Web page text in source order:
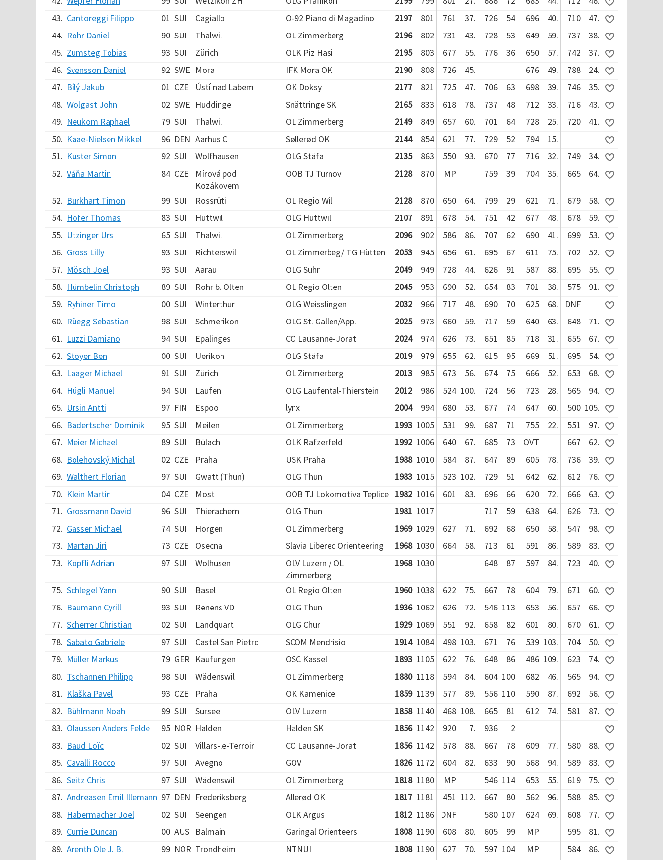
43. Cantoreggi Filippo 01 SUI Cagiallo O-92 Piano di Magadino 2197 801 761 37. 726 54. 696 40. 710
47.
44. Rohr Daniel 90 SUI Thalwil OL Zimmerberg 2196 802 731 43. 728 53. 649 59. 737
38.
45. Zumsteg Tobias 93 SUI Zürich OLK Piz Hasi 2195 803 677 55. 776 36. 650 57. 742
37.
46. Svensson Daniel 92 SWE Mora IFK Mora OK 2190 808 726 45. 676 49. 788
24.
47. Bílý Jakub 01 CZE Ústí nad Labem OK Doksy 2177 821 725 47. 706 63. 698 39. 746
35.
48. Wolgast John 02 SWE Huddinge Snättringe SK 2165 833 618 78. 737 48. 712 33. 716
43.
49. Neukom Raphael 79 SUI Thalwil OL Zimmerberg 2149 849 657 60. 701 64. 728 25. 720
41.
50. Kaae-Nielsen Mikkel 96 DEN Aarhus C Søllerød OK 2144 854 621 77. 729 52. 794
15.
51. Kuster Simon 92 SUI Wolfhausen OLG Stäfa 2135 863 550 93. 670 77. 716 32. 749
34.
52. Váňa Martin 84 CZE
Mírová pod
Kozákovem
OOB TJ Turnov 2128 870 MP 759 39. 704 35. 665 64.
52. Burkhart Timon 99 SUI Rossrüti OL Regio Wil 2128 870 650 64. 799 29. 621 71. 679
58.
54. Hofer Thomas 83 SUI Huttwil OLG Huttwil 2107 891 678 54. 751 42. 677 48. 678
59.
55. Utzinger Urs 65 SUI Thalwil OL Zimmerberg 2096 902 586 86. 707 62. 690 41. 699
53.
56. Gross Lilly 93 SUI Richterswil OL Zimmerbeg/ TG Hütten 2053 945 656 61. 695 67. 611 75. 702
52.
57. Mösch Joel 93 SUI Aarau OLG Suhr 2049 949 728 44. 626 91. 587 88. 695
55.
58. Hümbelin Christoph 89 SUI Rohr b. Olten OL Regio Olten 2045 953 690 52. 654 83. 701 38. 575
91.
59. Ryhiner Timo 00 SUI Winterthur OLG Weisslingen 2032 966 717 48. 690 70. 625 68.
DNF
60. Rüegg Sebastian 98 SUI Schmerikon OLG St. Gallen/App. 2025 973 660 59. 717 59. 640 63. 648
71.
61. Luzzi Damiano 94 SUI Epalinges CO Lausanne-Jorat 2024 974 626 73. 651 85. 718 31. 655
67.
62. Stoyer Ben 00 SUI Uerikon OLG Stäfa 2019 979 655 62. 615 95. 669 51. 695
54.
63. Laager Michael 91 SUI Zürich OL Zimmerberg 2013 985 673 56. 674 75. 666 52. 653
68.
64. Hügli Manuel 94 SUI Laufen OLG Laufental-Thierstein 2012 986 524 100. 724 56. 723 28. 565
94.
65. Ursin Antti 97 FIN Espoo lynx 2004 994 680 53. 677 74. 647 60. 500 105.
66. Badertscher Dominik 95 SUI Meilen OL Zimmerberg 1993 1005 531 99. 687 71. 755 22. 551
97.
67. Meier Michael 89 SUI Bülach OLK Rafzerfeld 1992 1006 640 67. 685 73. OVT 667
62.
68. Bolehovský Michal 02 CZE Praha USK Praha 1988 1010 584 87. 647 89. 605 78. 736
39.
69. Walthert Florian 97 SUI Gwatt (Thun) OLG Thun 1983 1015 523 102. 729 51. 642 62. 612
76.
70. Klein Martin 04 CZE Most OOB TJ Lokomotiva Teplice 1982 1016 601 83. 696 66. 620 72. 666
63.
71. Grossmann David 96 SUI Thierachern OLG Thun 1981 1017 717 59. 638 64. 626
73.
72. Gasser Michael 74 SUI Horgen OL Zimmerberg 1969 1029 627 71. 692 68. 650 58. 547
98.
73. Martan Jiri 73 CZE Osecna Slavia Liberec Orienteering 1968 1030 664 58. 713 61. 591 86. 589
83.
73. Köpfli Adrian 97 SUI Wolhusen
OLV Luzern / OL
Zimmerberg
1968 1030 648 87. 597 84. 723 40.
75. Schlegel Yann 90 SUI Basel OL Regio Olten 1960 1038 622 75. 667 78. 604 79. 671
60.
76. Baumann Cyrill 93 SUI Renens VD OLG Thun 1936 1062 626 72. 546 113. 653 56. 657
66.
77. Scherrer Christian 02 SUI Landquart OLG Chur 1929 1069 551 92. 658 82. 601 80. 670
61.
78. Sabato Gabriele 97 SUI Castel San Pietro SCOM Mendrisio 1914 1084 498 103. 671 76. 539 103. 704
50.
79. Müller Markus 79 GER Kaufungen OSC Kassel 1893 1105 622 76. 648 86. 486 109. 623
74.
80. Tschannen Philipp 98 SUI Wädenswil OL Zimmerberg 1880 1118 594 84. 604 100. 682 46. 565
94.
81. Klaška Pavel 93 CZE Praha OK Kamenice 1859 1139 577 89. 556 110. 590 87. 692
56.
82. Bühlmann Noah 99 SUI Sursee OLV Luzern 1858 1140 468 108. 665 81. 612 74. 581
87.
83. Olaussen Anders Felde 95 NOR Halden Halden SK 1856 1142 920 7. 936
2.
83. Baud Loïc 02 SUI Villars-le-Terroir CO Lausanne-Jorat 1856 1142 578 88. 667 78. 609 77. 580
88.
85. Cavalli Rocco 97 SUI Avegno GOV 1826 1172 604 82. 633 90. 568 94. 589
83.
86. Seitz Chris 97 SUI Wädenswil OL Zimmerberg 1818 1180 MP 546 114. 653 55. 619
75.
87. Andreasen Emil Illemann 97 DEN Frederiksberg Allerød OK 1817 1181 451 112. 667 80. 562 96. 588
85.
88. Habermacher Joel 02 SUI Seengen OLK Argus 1812 1186 DNF 580 107. 624 69. 608
77.
89. Currie Duncan 00 AUS Balmain Garingal Orienteers 1808 1190 608 80. 605 99. MP 595
81.
89. Arenth Ole J. B. 99 NOR Trondheim NTNUI 1808 1190 627 70. 597 104. MP 584 86.